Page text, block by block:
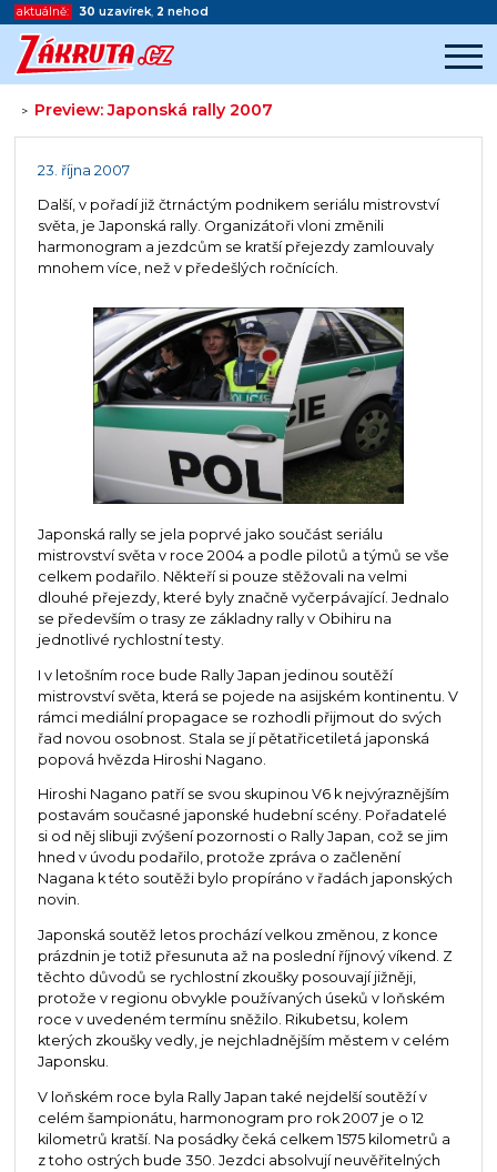
aktuálně: 30 uzavírek, 2 nehod
> Preview: Japonská rally 2007
Začátek reklamy
23. října 2007
Další, v pořadí již čtrnáctým podnikem seriálu mistrovství
světa, je Japonská rally. Organizátoři vloni změnili
harmonogram a jezdcům se kratší přejezdy zamlouvaly
mnohem více, než v předešlých ročnících.
Japonská rally se jela poprvé jako součást seriálu
mistrovství světa v roce 2004 a podle pilotů a týmů se vše
celkem podařilo. Někteří si pouze stěžovali na velmi
dlouhé přejezdy, které byly značně vyčerpávající. Jednalo
se především o trasy ze základny rally v Obihiru na
jednotlivé rychlostní testy.
I v letošním roce bude Rally Japan jedinou soutěží
mistrovství světa, která se pojede na asijském kontinentu. V
rámci mediální propagace se rozhodli přijmout do svých
řad novou osobnost. Stala se jí pětatřicetiletá japonská
popová hvězda Hiroshi Nagano.
Hiroshi Nagano patří se svou skupinou V6 k nejvýraznějším
postavám současné japonské hudební scény. Pořadatelé
si od něj slibuji zvýšení pozornosti o Rally Japan, což se jim
hned v úvodu podařilo, protože zpráva o začlenění
Nagana k této soutěži bylo propíráno v řadách japonských
novin.
Japonská soutěž letos prochází velkou změnou, z konce
prázdnin je totiž přesunuta až na poslední říjnový víkend. Z
těchto důvodů se rychlostní zkoušky posouvají jižněji,
protože v regionu obvykle používaných úseků v loňském
roce v uvedeném termínu sněžilo. Rikubetsu, kolem
kterých zkoušky vedly, je nejchladnějším městem v celém
Japonsku.
V loňském roce byla Rally Japan také nejdelší soutěží v
celém šampionátu, harmonogram pro rok 2007 je o 12
kilometrů kratší. Na posádky čeká celkem 1575 kilometrů a
z toho ostrých bude 350. Jezdci absolvují neuvěřitelných